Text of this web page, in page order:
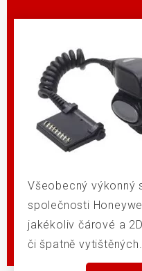
Všeobecný výkonný
společnosti
jakékoliv čárové a
či špatně vytištěných.